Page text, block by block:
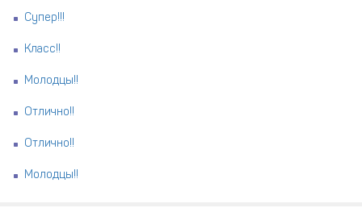
Супер!!!
Класс!!
Молодцы!!
Отлично!!
Отлично!!
Молодцы!!